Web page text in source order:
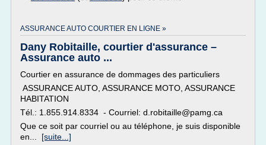
ASSURANCE AUTO COURTIER EN LIGNE »
Dany Robitaille, courtier d'assurance –
Assurance auto ...
Courtier en assurance de dommages des particuliers
ASSURANCE AUTO, ASSURANCE MOTO, ASSURANCE
HABITATION
Tél.: 1.855.914.8334 - Courriel: d.robitaille@pamg.ca
Que ce soit par courriel ou au téléphone, je suis disponible
en... [suite...]